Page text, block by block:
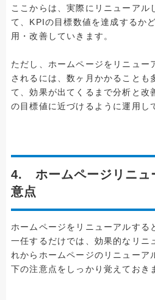
ここからは、実際にリニューアル
て、KPIの目標数値を達成するか
用・改善していきます。
ただし、ホームページをリニュー
されるには、数ヶ月かかることも
て、効果が出てくるまで分析と改
の目標値に近づけるように運用し
4. ホームページリニュ
意点
ホームページをリニューアルする
一任するだけでは、効果的なリニ
れからホームページのリニューア
下の注意点をしっかり覚えておき